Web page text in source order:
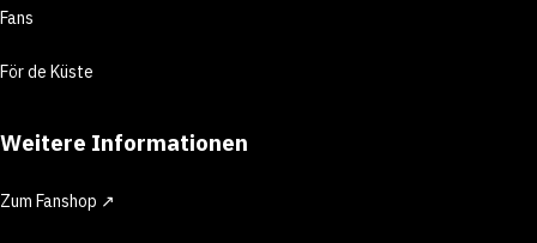
Fans
För de Küste
Weitere Informationen
Zum Fanshop ↗